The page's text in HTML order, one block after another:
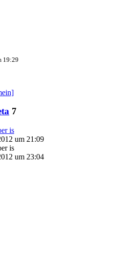
19:29
7
is
um 21:09
is
um 23:04